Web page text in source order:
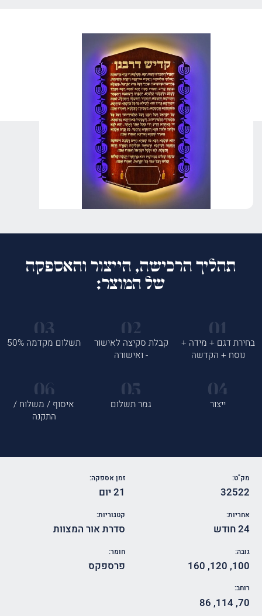
תהליך הרכישה, הייצור והאספקה
של המוצר:
בחירת דגם + מידה +
נוסח + הקדשה
קבלת סקיצה לאישור
- ואישורה
תשלום מקדמה 50%
ייצור גמר תשלום
איסוף / משלוח /
התקנה
מק"ט:
32522
זמן אספקה:
21 יום
אחריות:
24 חודש
קטגוריות:
סדרת אור המצוות
גובה:
100
,
120
,
160
חומר:
פרספקס
רוחב:
70
,
114
,
86